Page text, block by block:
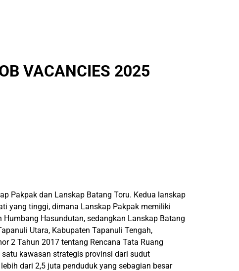
VACANCIES 2025
Pakpak dan Lanskap Batang Toru. Kedua lanskap
yang tinggi, dimana Lanskap Pakpak memiliki
Hasundutan, sedangkan Lanskap Batang
Utara, Kabupaten Tapanuli Tengah,
2 Tahun 2017 tentang Rencana Tata Ruang
kawasan strategis provinsi dari sudut
dari 2,5 juta penduduk yang sebagian besar